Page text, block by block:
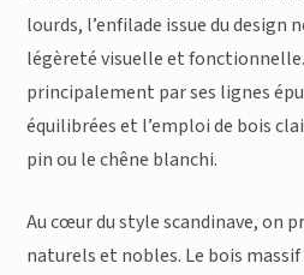
lourds, l’enfilade issue du design
légèreté visuelle et
principalement par ses lignes
équilibrées et l’emploi de bois
pin ou le chêne blanchi.
Au cœur du style scandinave, on
naturels et nobles. Le bois